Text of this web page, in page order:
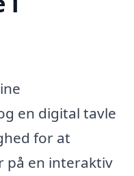
en digital tavle
for at
på en interaktiv